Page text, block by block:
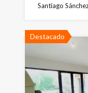
Santiago
Destacado